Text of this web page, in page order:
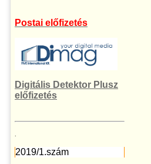
Postai előfizetés
Digitális Detektor Plusz
előfizetés
.
2019/1.szám